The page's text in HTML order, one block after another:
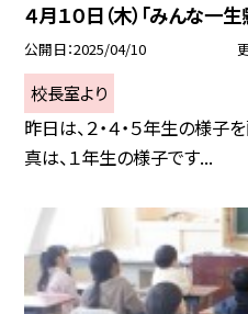
４月１０日（木）「みんな一生
公開日 2025/04/10
校長室より
昨日は、２・４・５年生の様
真は、１年生の様子です...